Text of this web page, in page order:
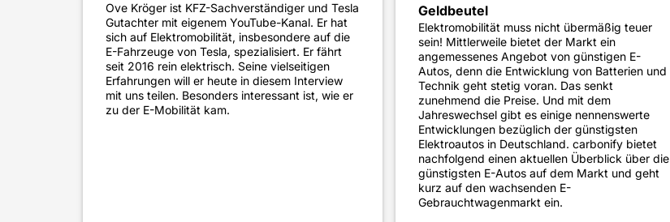
Ove Kröger ist KFZ-Sachverständiger und Tesla
Gutachter mit eigenem YouTube-Kanal. Er hat
sich auf Elektromobilität, insbesondere auf die
E-Fahrzeuge von Tesla, spezialisiert. Er fährt
seit 2016 rein elektrisch. Seine vielseitigen
Erfahrungen will er heute in diesem Interview
mit uns teilen. Besonders interessant ist, wie er
zu der E-Mobilität kam.
Geldbeutel
Elektromobilität muss nicht übermäßig teuer
sein! Mittlerweile bietet der Markt ein
angemessenes Angebot von günstigen E-
Autos, denn die Entwicklung von Batterien und
Technik geht stetig voran. Das senkt
zunehmend die Preise. Und mit dem
Jahreswechsel gibt es einige nennenswerte
Entwicklungen bezüglich der günstigsten
Elektroautos in Deutschland. carbonify bietet
nachfolgend einen aktuellen Überblick über die
günstigsten E-Autos auf dem Markt und geht
kurz auf den wachsenden E-
Gebrauchtwagenmarkt ein.